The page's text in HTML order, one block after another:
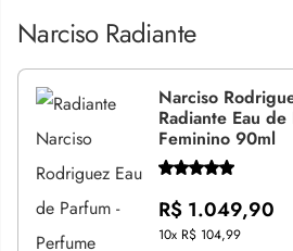
Narciso Radiante
Narciso
Radiante Eau
Feminino 90ml
R$ 1.049,90
10x R$ 104,99